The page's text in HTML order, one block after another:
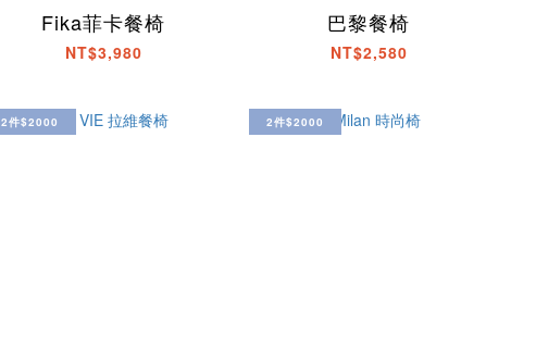
Fika菲卡餐椅
NT$3,980
巴黎餐椅
NT$2,580
2件$2000 2件$2000